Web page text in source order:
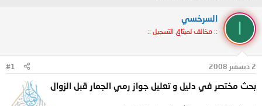
د
ل
م
و
و
ي
خ
ل
ء
السرخسي
:: مخالف لميثاق التسجيل ::
2 ديسمبر 2008 #1
بحث مختصر في دليل و تعليل جواز رمي الجمار قبل الزوال